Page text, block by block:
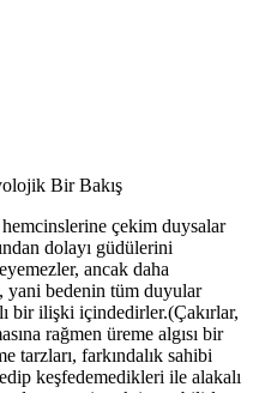
Bir Bakış
çekim duysalar
dolayı güdülerini
ancak daha
yani bedenin tüm duyular
bir ilişki içindedirler.(Çakırlar,
rağmen üreme algısı bir
tarzları, farkındalık sahibi
keşfedemedikleri ile alakalı